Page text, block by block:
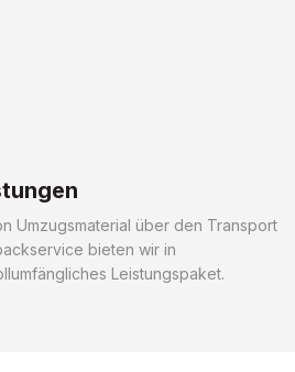
Umzugsmaterial über den Transport
bieten wir in
Leistungspaket.